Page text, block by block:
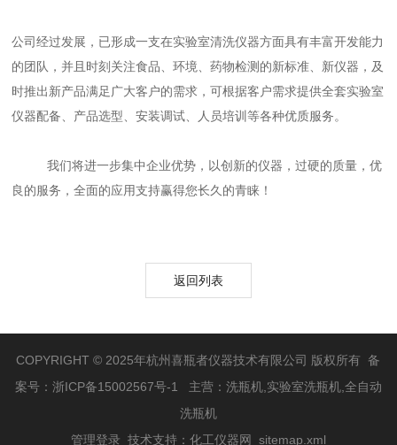
公司经过发展，已形成一支在实验室清洗仪器方面具有丰富开发能力
的团队，并且时刻关注食品、环境、药物检测的新标准、新仪器，及
时推出新产品满足广大客户的需求 ，可根据客户需求提供全套实验室
仪器配备、产品选型、安装调试、人员培训等各种优质服务。
我们将进一步集中企业优势，以创新的仪器，过硬的质量，优
良的服务，全面的应用支持赢得您长久的青睐！
返回列表
COPYRIGHT © 2025年杭州喜瓶者仪器技术有限公司 版权所有 备
案号： 浙ICP备15002567号-1
主营：洗瓶机,实验室洗瓶机,全自动
洗瓶机
管理登录 技术支持： 化工仪器网 sitemap.xml